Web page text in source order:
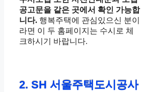
공고문을 같은 곳에서 확인 가능합
니다. 행복주택에 관심있으신 분이
라면 이 두 홈페이지는 수시로 체
크하시기 바랍니다.
2. SH 서울주택도시공사